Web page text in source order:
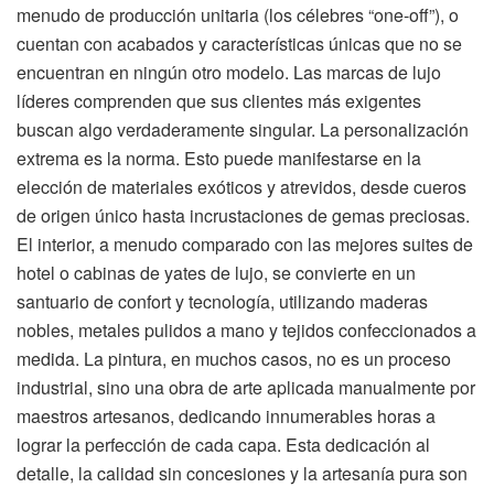
menudo de producción unitaria (los célebres “one-off”), o
cuentan con acabados y características únicas que no se
encuentran en ningún otro modelo. Las marcas de lujo
líderes comprenden que sus clientes más exigentes
buscan algo verdaderamente singular. La personalización
extrema es la norma. Esto puede manifestarse en la
elección de materiales exóticos y atrevidos, desde cueros
de origen único hasta incrustaciones de gemas preciosas.
El interior, a menudo comparado con las mejores suites de
hotel o cabinas de yates de lujo, se convierte en un
santuario de confort y tecnología, utilizando maderas
nobles, metales pulidos a mano y tejidos confeccionados a
medida. La pintura, en muchos casos, no es un proceso
industrial, sino una obra de arte aplicada manualmente por
maestros artesanos, dedicando innumerables horas a
lograr la perfección de cada capa. Esta dedicación al
detalle, la calidad sin concesiones y la artesanía pura son